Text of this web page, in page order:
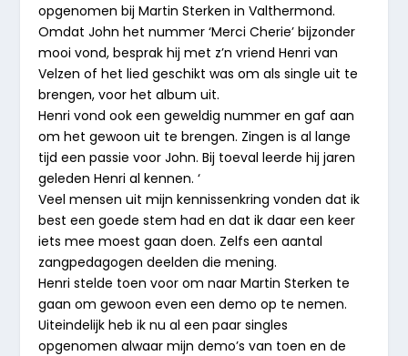
opgenomen bij Martin Sterken in Valthermond.
Omdat John het nummer ‘Merci Cherie’ bijzonder
mooi vond, besprak hij met z’n vriend Henri van
Velzen of het lied geschikt was om als single uit te
brengen, voor het album uit.
Henri vond ook een geweldig nummer en gaf aan
om het gewoon uit te brengen. Zingen is al lange
tijd een passie voor John. Bij toeval leerde hij jaren
geleden Henri al kennen. ‘
Veel mensen uit mijn kennissenkring vonden dat ik
best een goede stem had en dat ik daar een keer
iets mee moest gaan doen. Zelfs een aantal
zangpedagogen deelden die mening.
Henri stelde toen voor om naar Martin Sterken te
gaan om gewoon even een demo op te nemen.
Uiteindelijk heb ik nu al een paar singles
opgenomen alwaar mijn demo’s van toen en de